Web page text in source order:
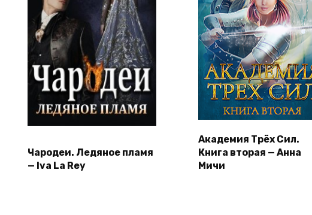
Чародеи. Ледяное пламя
— Iva La Rey
Академия Трёх Сил.
Книга вторая — Анна
Мичи